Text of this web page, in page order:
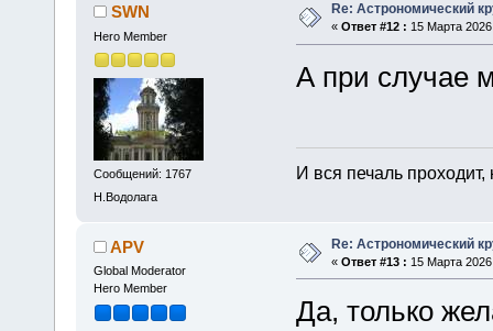
SWN
Hero Member
Сообщений: 1767
Н.Водолага
Re: Астрономический
« Ответ #12 : 15 Марта
А при случае
И вся печаль
APV
Global Moderator
Hero Member
Re: Астрономический
« Ответ #13 : 15 Марта
Да, только